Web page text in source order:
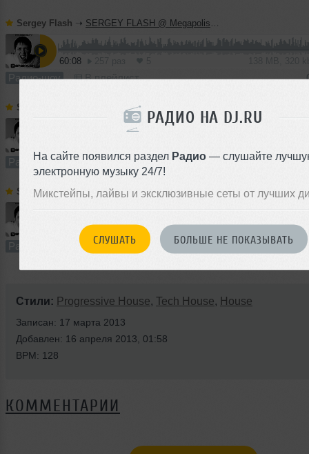
РАДИО НА DJ.RU
На сайте появился раздел Радио — слушайте
электронную музыку 24/7!
Микстейпы, лайвы и эксклюзивные сеты от лучших
СЛУШАТЬ БОЛЬШЕ НЕ ПОКАЗЫВАТЬ
Sergey Flash ➝ SERGEY FLASH @ Megapolis FM (30 June 2013)
60:08
Радио-шоу В плейлист
Sergey Flash SERGEY FLASH @ Megapolis FM (23 June 2013)
Радио-шоу В плейлист
Sergey Flash ➝SERGEY FLASH @ Megapolis FM (16 June 2013)
60:21 5 138 MB,
Радио-шоу В плейлист
Стили: Progressive House, Tech House, House
Записан: 17 марта 2013
Добавлен: 16 апреля 2013, 01:58
BPM: 128
КОММЕНТАРИИ